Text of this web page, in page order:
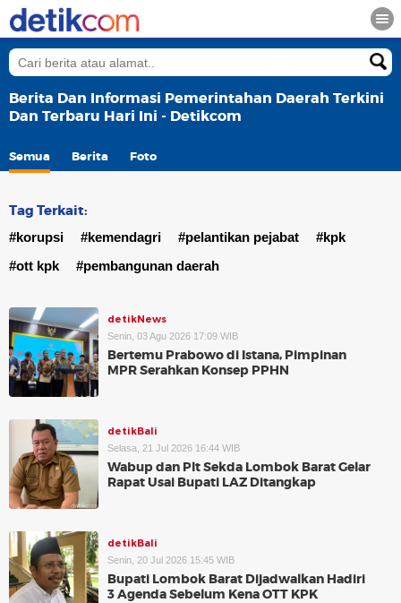
Berita Dan Informasi Pemerintahan Daerah Terkini
Dan Terbaru Hari Ini - Detikcom
Semua Berita Foto
Tag Terkait:
#korupsi #kemendagri #pelantikan pejabat
#kpk
#ott kpk
#pembangunan daerah
detikNews
Senin, 03 Agu 2026 17:09 WIB
Bertemu Prabowo di Istana, Pimpinan
MPR Serahkan Konsep PPHN
detikBali
Selasa, 21 Jul 2026 16:44 WIB
Wabup dan Plt Sekda Lombok Barat Gelar
Rapat Usai Bupati LAZ Ditangkap
detikBali
Senin, 20 Jul 2026 15:45 WIB
Bupati Lombok Barat Dijadwalkan Hadiri
3 Agenda Sebelum Kena OTT KPK